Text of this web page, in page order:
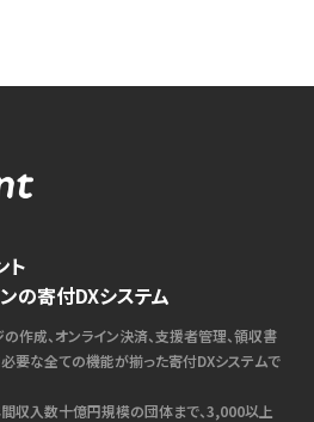
ト
の寄付DXシステム
作成、オンライン決済、支援者管理、領収書
必要な全ての機能が揃った寄付DXシステムで
収入数十億円規模の団体まで、3,000以上